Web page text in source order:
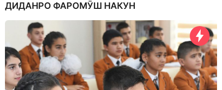
y
a
g
o
ДИДАНРО ФАРОМӮШ НАКУН